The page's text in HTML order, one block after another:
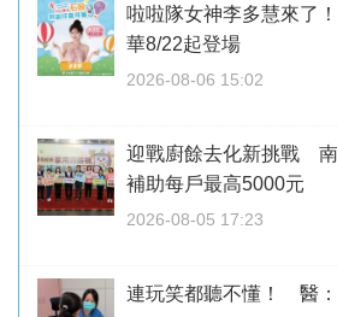
啦啦隊女神李多慧來了
華8/22起登場
2026-08-06 15:02
迎戰廚餘去化新挑戰
補助每戶最高5000元
2026-08-05 17:23
連玩笑都聽不懂！ 醫